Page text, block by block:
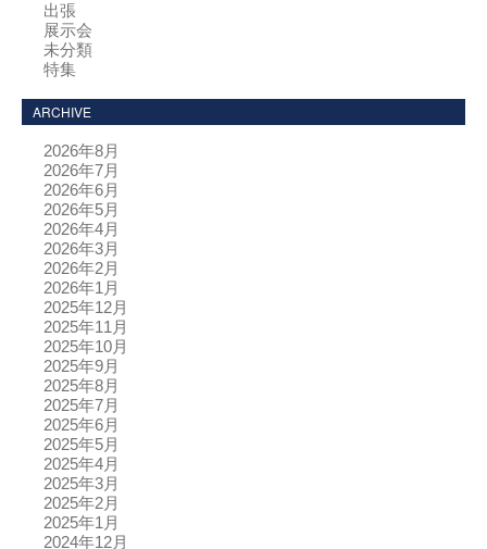
出張
展示会
未分類
特集
ARCHIVE
2026年8月
2026年7月
2026年6月
2026年5月
2026年4月
2026年3月
2026年2月
2026年1月
2025年12月
2025年11月
2025年10月
2025年9月
2025年8月
2025年7月
2025年6月
2025年5月
2025年4月
2025年3月
2025年2月
2025年1月
2024年12月